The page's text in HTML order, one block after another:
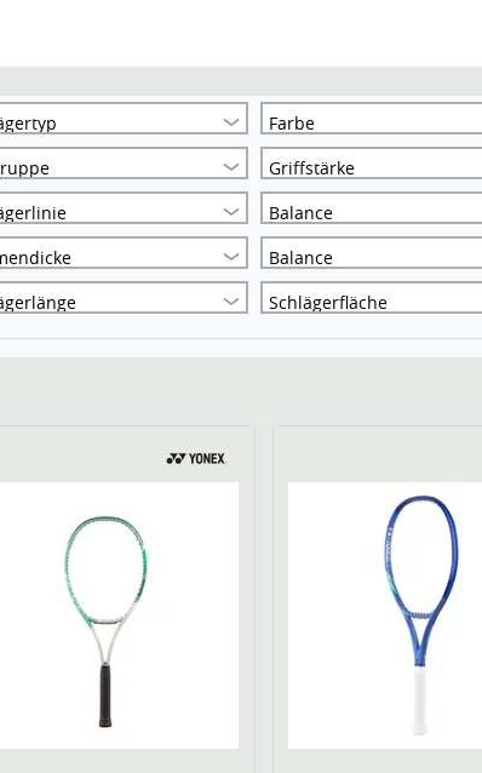
Farbe
Griffstärke
Balance
Balance
Schlägerfläche